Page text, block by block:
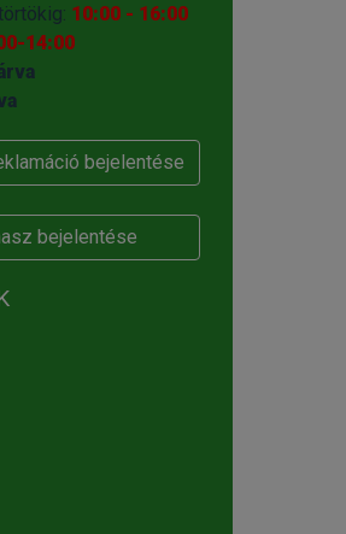
10:00 - 16:00
14:00
bejelentése
bejelentése